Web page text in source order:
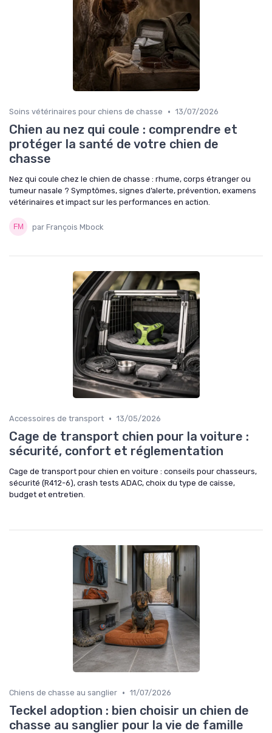
Soins vétérinaires pour chiens de chasse • 13/07/2026
Chien au nez qui coule : comprendre et
protéger la santé de votre chien de
chasse
Nez qui coule chez le chien de chasse : rhume, corps étranger ou
tumeur nasale ? Symptômes, signes d’alerte, prévention, examens
vétérinaires et impact sur les performances en action.
par François Mbock
Accessoires de transport • 13/05/2026
Cage de transport chien pour la voiture :
sécurité, confort et réglementation
Cage de transport pour chien en voiture : conseils pour chasseurs,
sécurité (R412-6), crash tests ADAC, choix du type de caisse,
budget et entretien.
Chiens de chasse au sanglier • 11/07/2026
Teckel adoption : bien choisir un chien de
chasse au sanglier pour la vie de famille